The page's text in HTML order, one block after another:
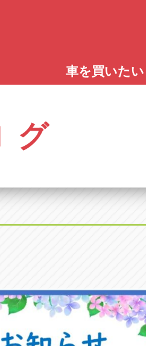
愛知
プル春日井中央店
56-0001
プル瀬戸店
ック市四日市店
オートフレンド
店
若林5-1-10
車を買いたい
グ